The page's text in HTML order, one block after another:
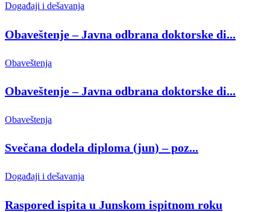
Događaji i dešavanja
Obaveštenje – Javna odbrana doktorske di...
Obaveštenja
Obaveštenje – Javna odbrana doktorske di...
Obaveštenja
Svečana dodela diploma (jun) – poz...
Događaji i dešavanja
Raspored ispita u Junskom ispitnom roku